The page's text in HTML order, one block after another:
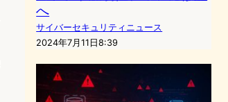
へ
サイバーセキュリティニュース
2024年7月11日8:39